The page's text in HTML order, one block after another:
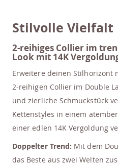
Stilvolle Vielfalt
2-reihiges Collier im
Look mit 14K
Erweitere deinen Stilhorizont
2-reihigen Collier im Double
und zierliche Schmuckstück
Kettenstyles in einem
einer edlen 14K Vergoldung
Doppelter Trend: Mit dem
das Beste aus zwei Welten